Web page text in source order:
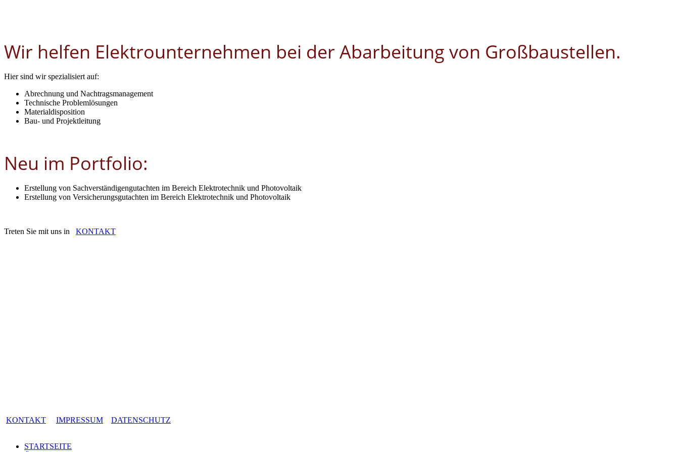
Wir helfen Elektrounternehmen bei der Abarbeitung von Großbaustellen.
Hier sind wir spezialisiert auf:
Abrechnung und Nachtragsmanagement
Technische Problemlösungen
Materialdisposition
Bau- und Projektleitung
Neu im Portfolio:
Erstellung von Sachverständigengutachten im Bereich Elektrotechnik und Photovoltaik
Erstellung von Versicherungsgutachten im Bereich Elektrotechnik und Photovoltaik
Treten Sie mit uns in KONTAKT
KONTAKT IMPRESSUM DATENSCHUTZ
STARTSEITE